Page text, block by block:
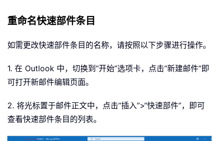
重命名快速部件条目
如需更改快速部件条目的名称，请按照以下步骤进行操作。
1. 在 Outlook 中，切换到“开始”选项卡，点击“新建邮件”即
可打开新邮件编辑页面。
2. 将光标置于邮件正文中，点击“插入”>“快速部件”，即可
查看快速部件条目的列表。